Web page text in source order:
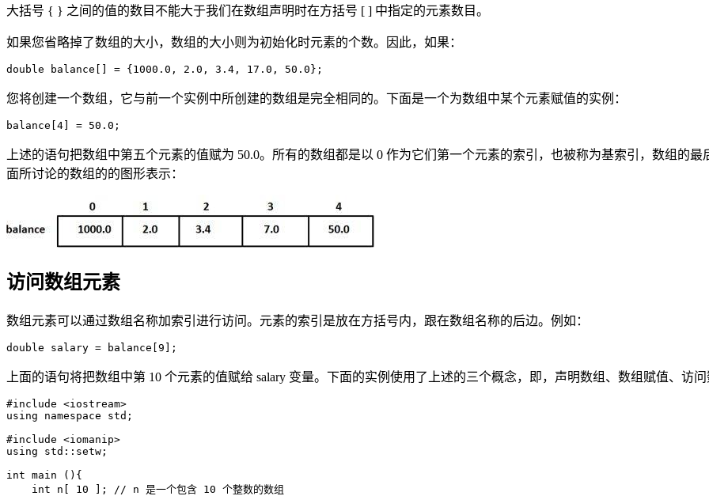
大括号 { } 之间的值的数目不能大于我们在数组声明时在方括号 [ ] 中指定的元素数目。
如果您省略掉了数组的大小，数组的大小则为初始化时元素的个数。因此，如果：
您将创建一个数组，它与前一个实例中所创建的数组是完全相同的。下面是一个为数组中某个元素赋值的实例：
上述的语句把数组中第五个元素的值赋为 50.0。所有的数组都是以 0 作为它们第一个元素的索引，也被称为基索引，数组的
面所讨论的数组的的图形表示：
访问数组元素
数组元素可以通过数组名称加索引进行访问。元素的索引是放在方括号内，跟在数组名称的后边。例如：
上面的语句将把数组中第 10 个元素的值赋给 salary 变量。下面的实例使用了上述的三个概念，即，声明数组、数组赋值、访
#include <iostream>
using namespace std;
#include <iomanip>
using std::setw;
int main (){
    int n[ 10 ]; // n 是一个包含 10 个整数的数组